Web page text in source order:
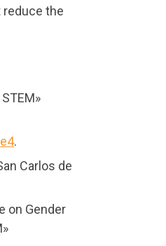
the
.
Carlos de
on Gender